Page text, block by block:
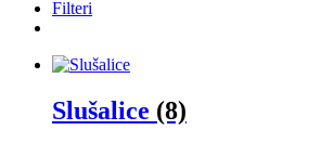
Filteri
Slušalice (8)